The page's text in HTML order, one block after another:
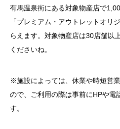
有馬温泉街にある対象物産店で
「プレミアム・アウトレットオリ
らえます。対象物産店は30店舗以
くださいね。
※施設によっては、休業や時短営
ので、ご利用の際は事前にHPや電
す。